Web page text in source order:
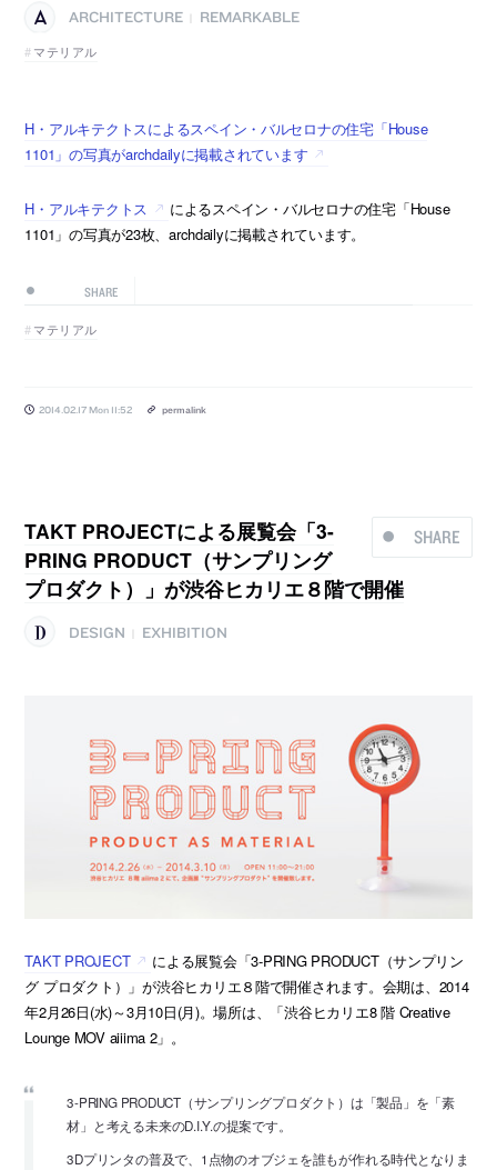
ARCHITECTURE
REMARKABLE
マテリアル
H・アルキテクトスによるスペイン・バルセロナの住宅「House
1101」の写真がarchdailyに掲載されています
H・アルキテクトス
によるスペイン・バルセロナの住宅「House
1101」の写真が23枚、archdailyに掲載されています。
SHARE
マテリアル
2014.02.17 Mon 11:52 permalink
SHARE
TAKT PROJECTによる展覧会「3-
PRING PRODUCT（サンプリング
プロダクト）」が渋谷ヒカリエ８階で開催
DESIGN EXHIBITION
TAKT PROJECT
による展覧会「3-PRING PRODUCT（サンプリン
グ プロダクト）」が渋谷ヒカリエ８階で開催されます。会期は、2014
年2月26日(水)～3月10日(月)。場所は、「渋谷ヒカリエ8 階 Creative
Lounge MOV aiiima 2」。
3-PRING PRODUCT（サンプリングプロダクト）は「製品」を「素
材」と考える未来のD.I.Y.の提案です。
3Dプリンタの普及で、1点物のオブジェを誰もが作れる時代となりま